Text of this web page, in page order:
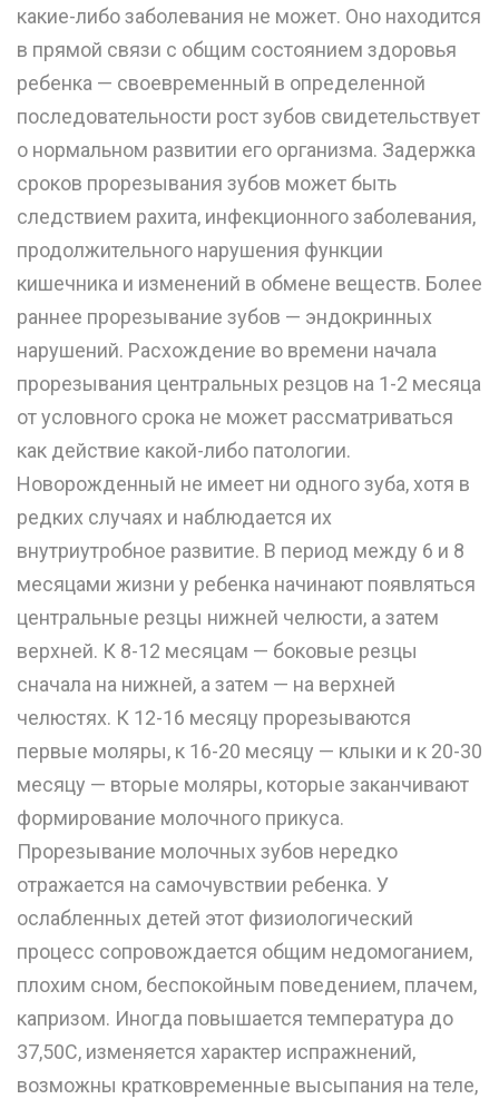
какие-либо заболевания не может. Оно находится
в прямой связи с общим состоянием здоровья
ребенка — своевременный в определенной
последовательности рост зубов свидетельствует
о нормальном развитии его организма. Задержка
сроков прорезывания зубов может быть
следствием рахита, инфекционного заболевания,
продолжительного нарушения функции
кишечника и изменений в обмене веществ. Более
раннее прорезывание зубов — эндокринных
нарушений. Расхождение во времени начала
прорезывания центральных резцов на 1-2 месяца
от условного срока не может рассматриваться
как действие какой-либо патологии.
Новорожденный не имеет ни одного зуба, хотя в
редких случаях и наблюдается их
внутриутробное развитие. В период между 6 и 8
месяцами жизни у ребенка начинают появляться
центральные резцы нижней челюсти, а затем
верхней. К 8-12 месяцам — боковые резцы
сначала на нижней, а затем — на верхней
челюстях. К 12-16 месяцу прорезываются
первые моляры, к 16-20 месяцу — клыки и к 20-30
месяцу — вторые моляры, которые заканчивают
формирование молочного прикуса.
Прорезывание молочных зубов нередко
отражается на самочувствии ребенка. У
ослабленных детей этот физиологический
процесс сопровождается общим недомоганием,
плохим сном, беспокойным поведением, плачем,
капризом. Иногда повышается температура до
37,50C, изменяется характер испражнений,
возможны кратковременные высыпания на теле,